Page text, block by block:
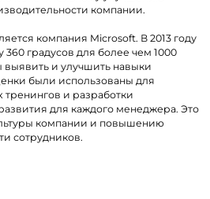
компании.
компания Microsoft. В 2013 году
градусов для более чем 1000
и улучшить навыки
были использованы для
и разработки
для каждого менеджера. Это
компании и повышению
сотрудников.